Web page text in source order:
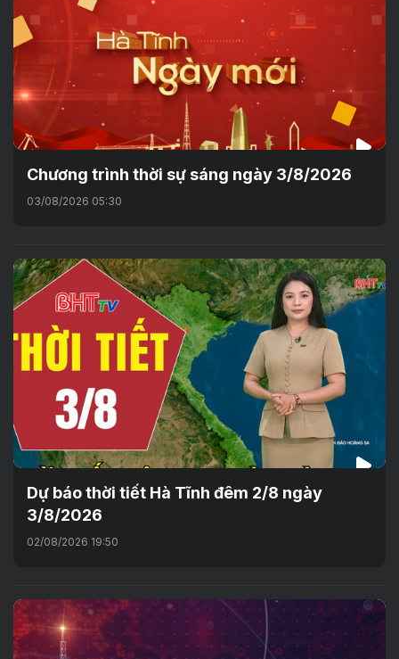
Chương trình thời sự sáng ngày 3/8/2026
03/08/2026 05:30
Dự báo thời tiết Hà Tĩnh đêm 2/8 ngày
3/8/2026
02/08/2026 19:50